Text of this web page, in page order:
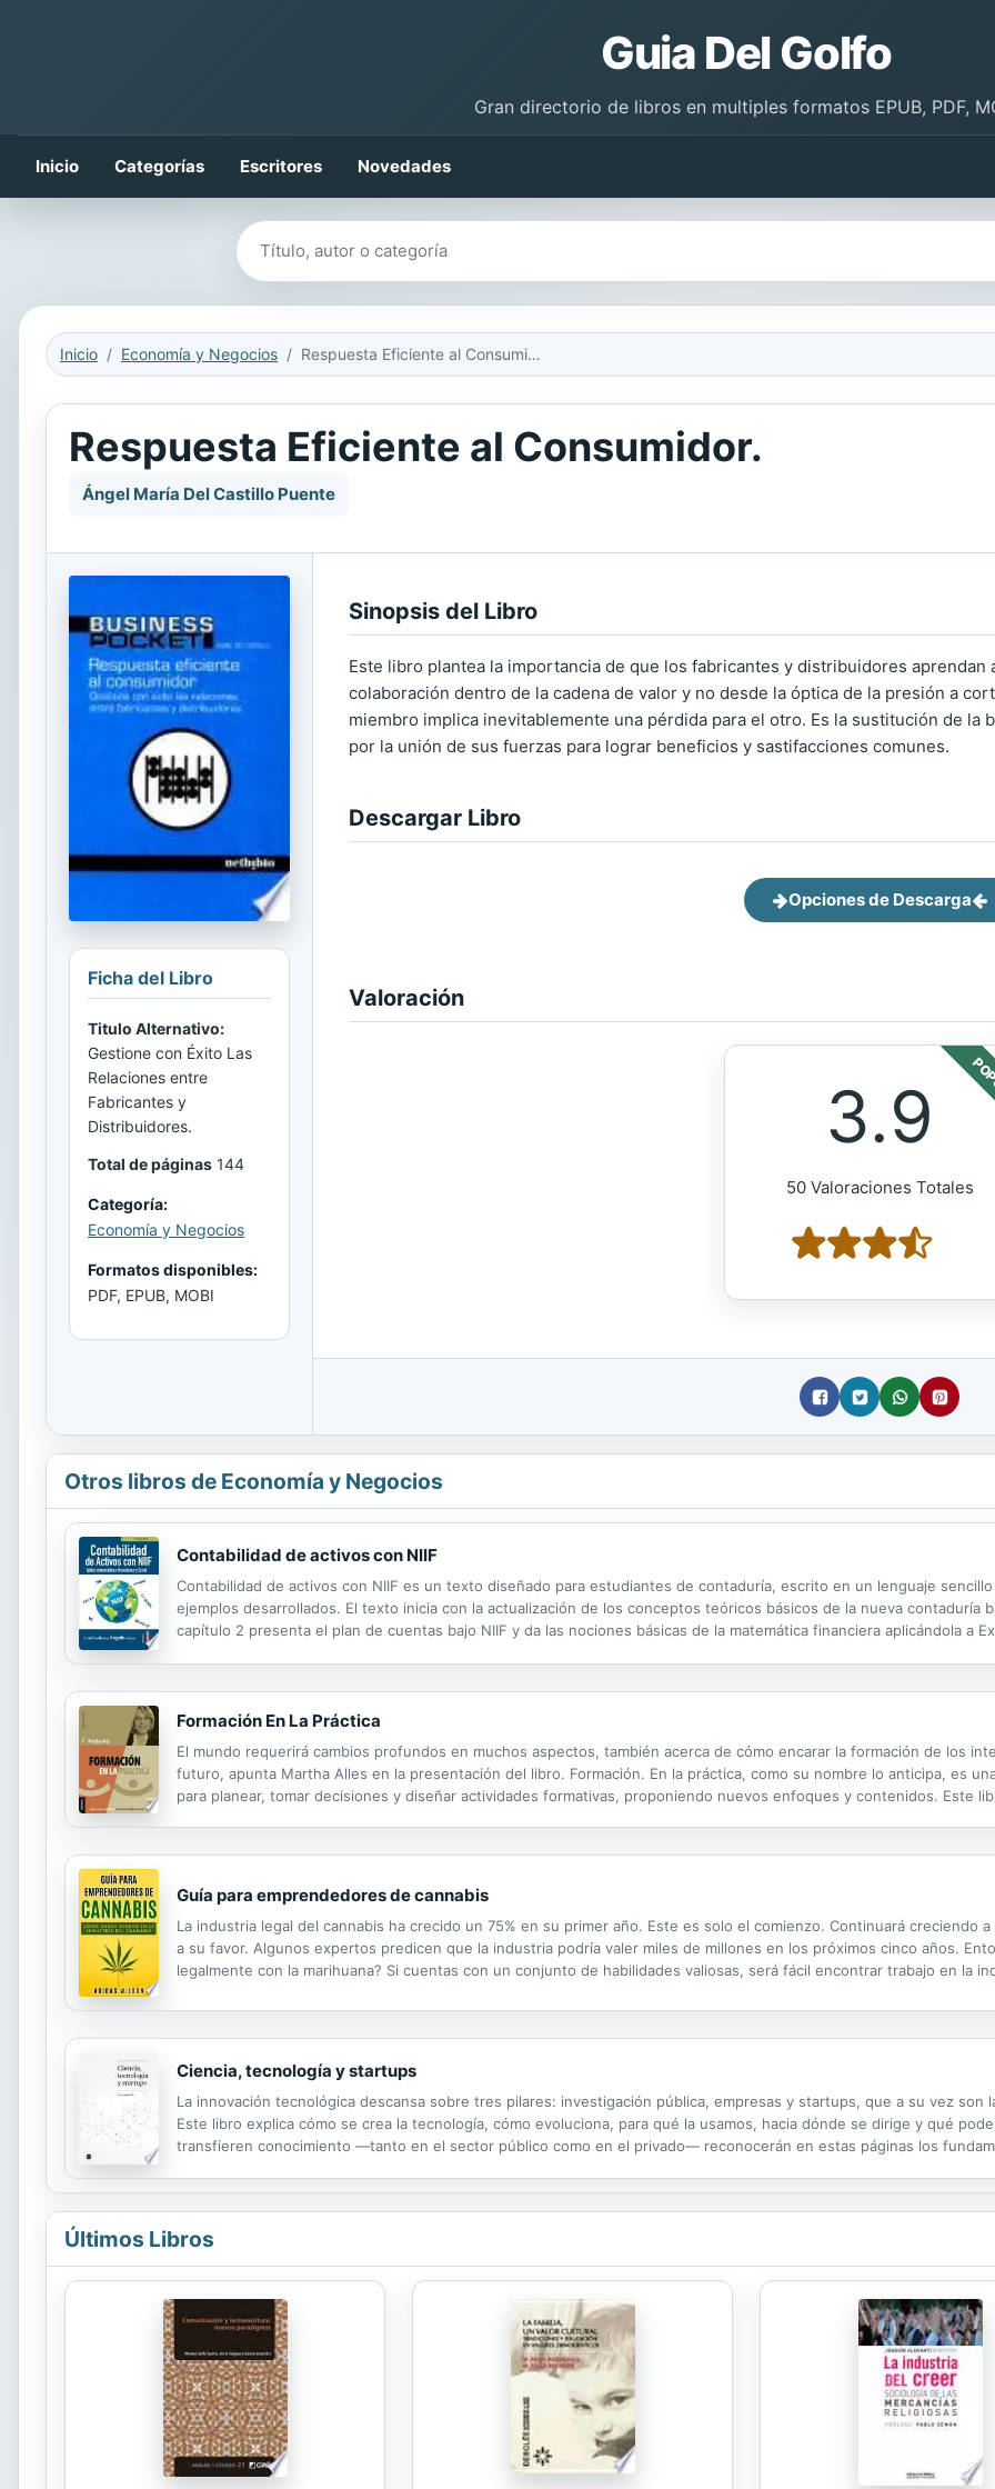
Guia Del Golfo
Gran directorio de libros en multiples formatos EPUB, PDF,
Inicio Categorías Escritores Novedades
Buscar libros
Inicio Economía y Negocios Respuesta Eficiente al Consumidor.
Respuesta Eficiente al Consumidor.
Ángel María Del Castillo Puente
Ficha del Libro
Titulo Alternativo:
Gestione con Éxito Las
Relaciones entre
Fabricantes y
Distribuidores.
Total de páginas 144
Categoría:
Economía y Negocios
Formatos disponibles:
PDF, EPUB, MOBI
Sinopsis del Libro
Este libro plantea la importancia de que los fabricantes y distribuidores
colaboración dentro de la cadena de valor y no desde la óptica de la presión a
miembro implica inevitablemente una pérdida para el otro. Es la sustitución de la
por la unión de sus fuerzas para lograr beneficios y sastifacciones comunes.
Descargar Libro
Opciones de Descarga
Valoración
3.9
50 Valoraciones Totales
Otros libros de Economía y Negocios
Contabilidad de activos con NIIF
Contabilidad de activos con NIIF es un texto diseñado para estudiantes de contaduría, escrito en un lenguaje
ejemplos desarrollados. El texto inicia con la actualización de los conceptos teóricos básicos de la nueva contaduría
capítulo 2 presenta el plan de cuentas bajo NIIF y da las nociones básicas de la matemática financiera aplicándola a
Formación En La Práctica
El mundo requerirá cambios profundos en muchos aspectos, también acerca de cómo encarar la formación de los
futuro, apunta Martha Alles en la presentación del libro. Formación. En la práctica, como su nombre lo anticipa, es
para planear, tomar decisiones y diseñar actividades formativas, proponiendo nuevos enfoques y contenidos. Este
Guía para emprendedores de cannabis
La industria legal del cannabis ha crecido un 75% en su primer año. Este es solo el comienzo. Continuará creciendo
a su favor. Algunos expertos predicen que la industria podría valer miles de millones en los próximos cinco años.
legalmente con la marihuana? Si cuentas con un conjunto de habilidades valiosas, será fácil encontrar trabajo en la
Ciencia, tecnología y startups
La innovación tecnológica descansa sobre tres pilares: investigación pública, empresas y startups, que a su vez son
Este libro explica cómo se crea la tecnología, cómo evoluciona, para qué la usamos, hacia dónde se dirige y qué
transfieren conocimiento —tanto en el sector público como en el privado— reconocerán en estas páginas los
Últimos Libros